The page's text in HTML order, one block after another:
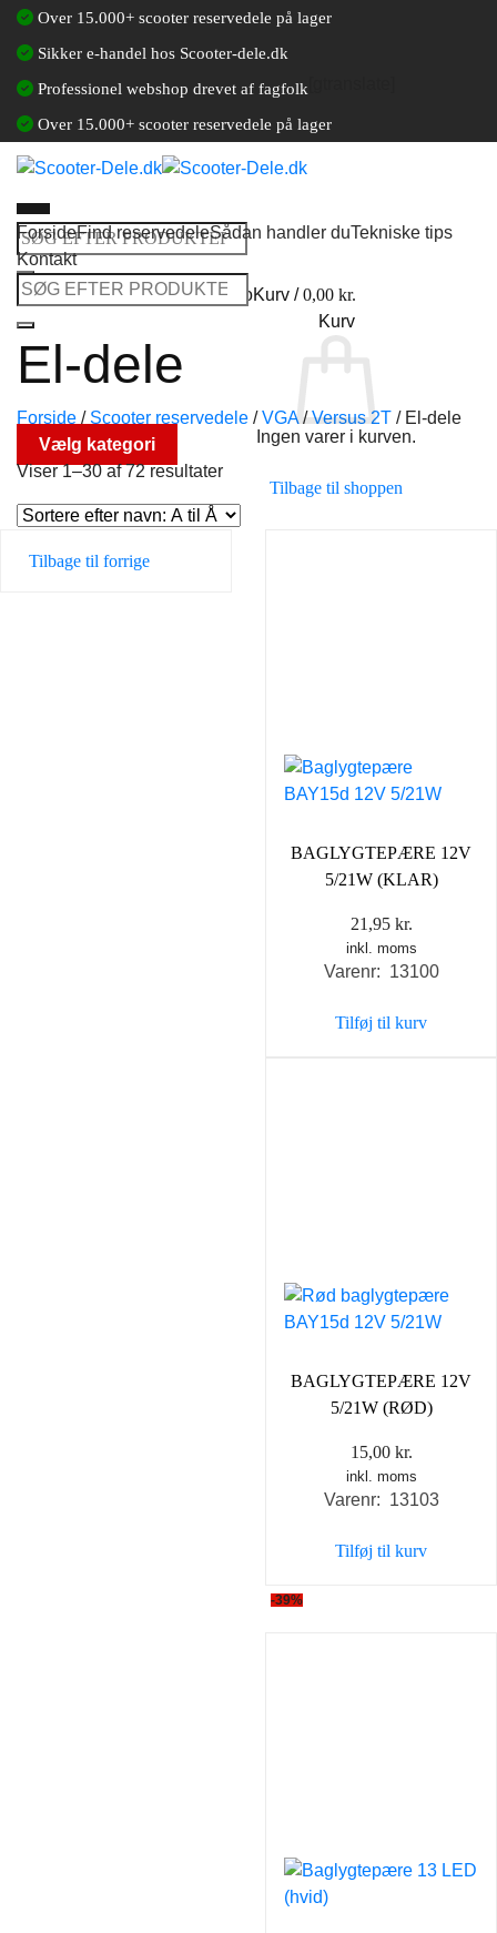
Fortsæt
indhold
Over 15.000+ scooter reservedele på lager
Sikker e-handel hos Scooter-dele.dk
Professionel webshop drevet af fagfolk
Over 15.000+ scooter reservedele på lager
Søg
efter:
Log ind / Opret en kundekontoKurv /0,00 kr.
Kurv
Ingen varer i kurven.
Tilbage til shoppen
ForsideFind reservedeleSådan handler duTekniske tips
Kontakt
Søg
efter:
El-dele
Forside / Scooter reservedele / VGA / Versus 2T /El-dele
Vælg kategori
Viser 1–30 af 72 resultater
Tilbage til forrige
BAGLYGTEPÆRE 12V
5/21W (KLAR)
21,95 kr.
inkl. moms
Varenr: 13100
Tilføj til kurv
BAGLYGTEPÆRE 12V
5/21W (RØD)
15,00 kr.
inkl. moms
Varenr: 13103
Tilføj til kurv
-39%